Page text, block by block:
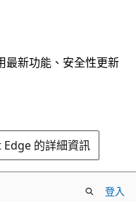
新功能、安全性更新
的詳細資訊
登入